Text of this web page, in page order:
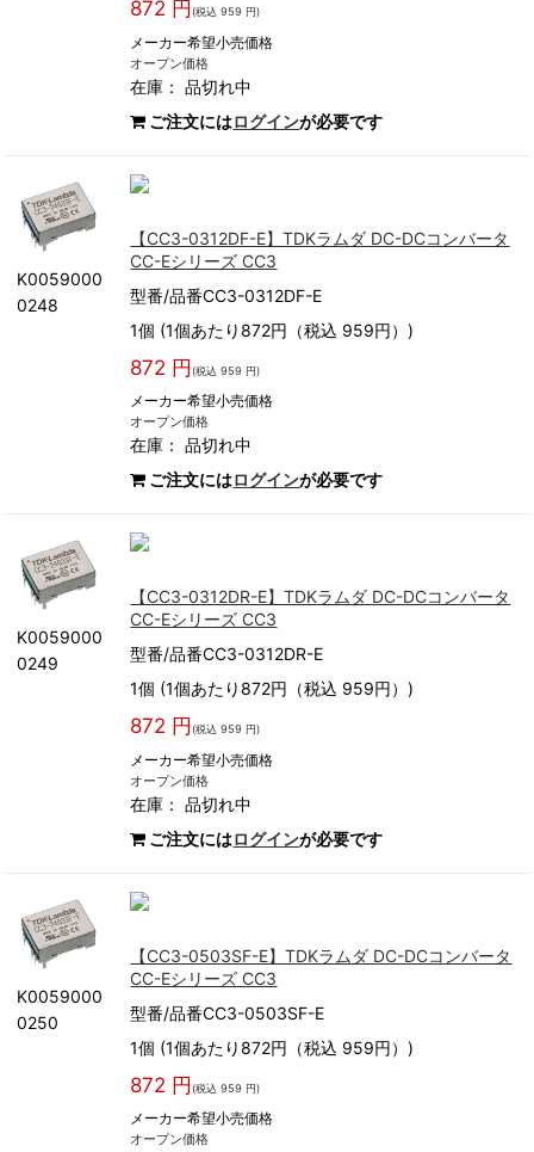
872 円 (税込 959 円)
メーカー希望小売価格
オープン価格
在庫：品切れ中
ご注文にはログインが必要です
K0059000
0248
【CC3-0312DF-E】TDKラムダ DC-DCコンバータ
CC-Eシリーズ CC3
型番/品番CC3-0312DF-E
1個 (1個あたり872円（税込 959円）)
872 円 (税込 959 円)
メーカー希望小売価格
オープン価格
在庫：品切れ中
ご注文にはログインが必要です
K0059000
0249
【CC3-0312DR-E】TDKラムダ DC-DCコンバータ
CC-Eシリーズ CC3
型番/品番CC3-0312DR-E
1個 (1個あたり872円（税込 959円）)
872 円 (税込 959 円)
メーカー希望小売価格
オープン価格
在庫：品切れ中
ご注文にはログインが必要です
K0059000
0250
【CC3-0503SF-E】TDKラムダ DC-DCコンバータ
CC-Eシリーズ CC3
型番/品番CC3-0503SF-E
1個 (1個あたり872円（税込 959円）)
872 円 (税込 959 円)
メーカー希望小売価格
オープン価格